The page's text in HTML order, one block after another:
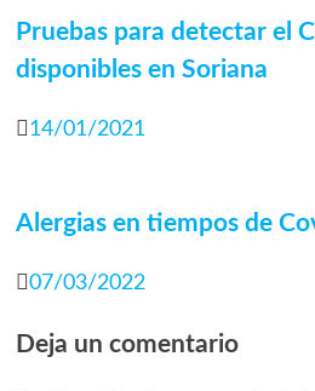
Pruebas para detectar el
disponibles en Soriana
14/01/2021
Alergias en tiempos de
07/03/2022
Deja un comentario